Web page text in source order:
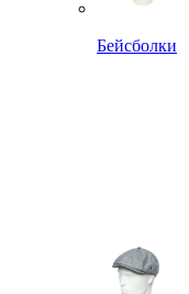
Бейсболки